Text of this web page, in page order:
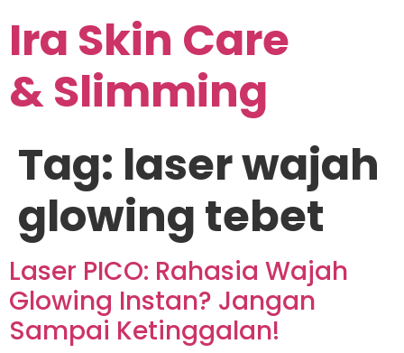
Ira Skin Care
& Slimming
Tag: laser wajah
glowing tebet
Laser PICO: Rahasia Wajah
Glowing Instan? Jangan
Sampai Ketinggalan!